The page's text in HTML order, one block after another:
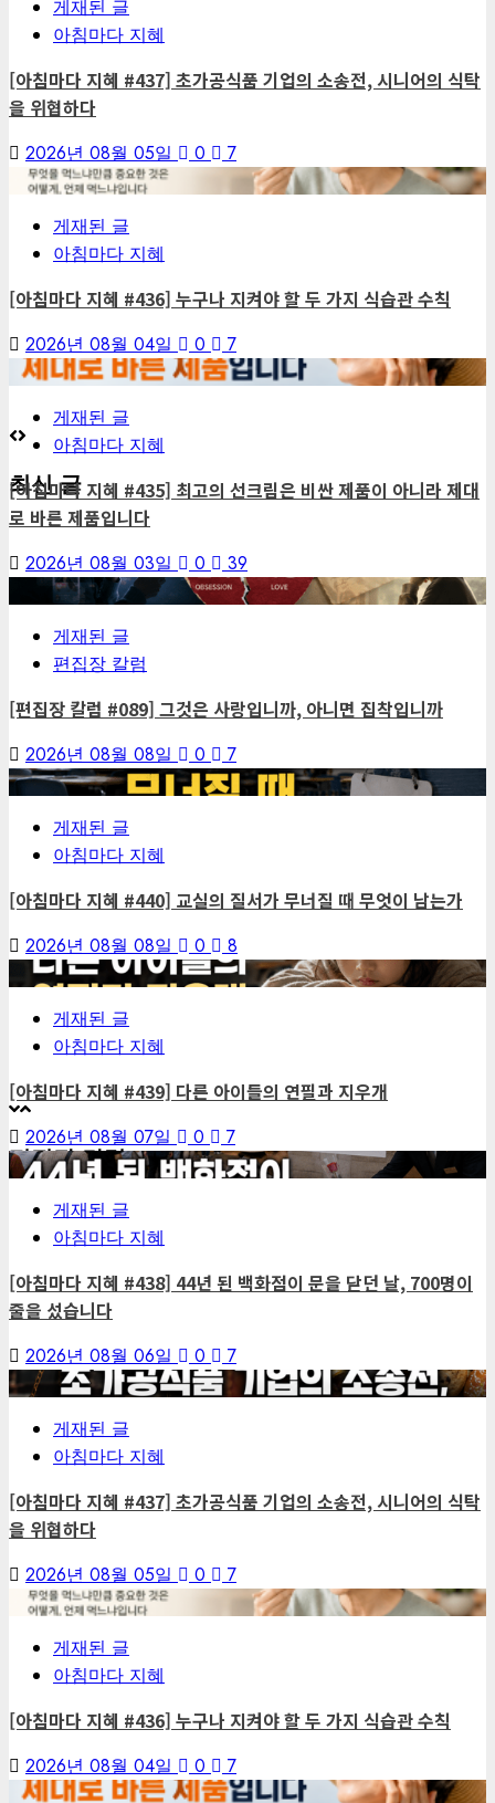
최신 글
게재된 글
아침마다 지혜
[아침마다 지혜 #437] 초가공식품 기업의 소송전, 시니어의 식탁
을 위협하다
2026년 08월 05일 0
7
게재된 글
아침마다 지혜
[아침마다 지혜 #436] 누구나 지켜야 할 두 가지 식습관 수칙
2026년 08월 04일 0
7
게재된 글
아침마다 지혜
[아침마다 지혜 #435] 최고의 선크림은 비싼 제품이 아니라 제대
로 바른 제품입니다
2026년 08월 03일 0
39
게재된 글
편집장 칼럼
[편집장 칼럼 #089] 그것은 사랑입니까, 아니면 집착입니까
2026년 08월 08일 0
7
2
게재된 글
아침마다 지혜
[아침마다 지혜 #440] 교실의 질서가 무너질 때 무엇이 남는가
2026년 08월 08일 0
8
게재된 글
아침마다 지혜
[아침마다 지혜 #439] 다른 아이들의 연필과 지우개
2026년 08월 07일 0
7
4
게재된 글
아침마다 지혜
[아침마다 지혜 #438] 44년 된 백화점이 문을 닫던 날, 700명이
줄을 섰습니다
2026년 08월 06일 0
7
5
게재된 글
아침마다 지혜
[아침마다 지혜 #437] 초가공식품 기업의 소송전, 시니어의 식탁
을 위협하다
2026년 08월 05일 0
7
게재된 글
아침마다 지혜
[아침마다 지혜 #436] 누구나 지켜야 할 두 가지 식습관 수칙
2026년 08월 04일 0
7
편집장 칼럼